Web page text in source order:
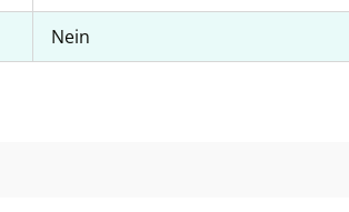
Nein